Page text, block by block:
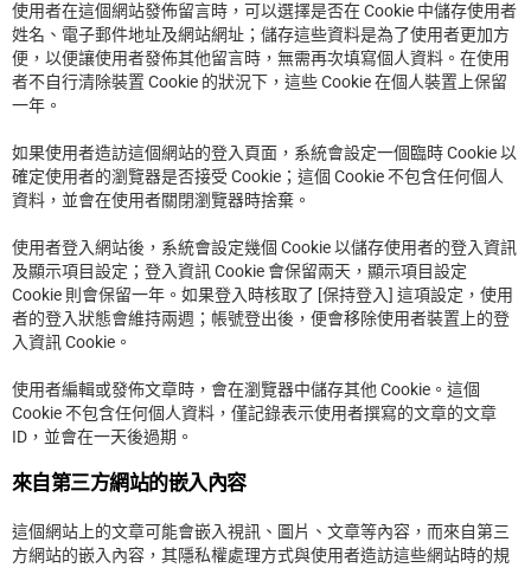
使用者在這個網站發佈留言時，可以選擇是否在 Cookie 中儲存使用者
姓名、電子郵件地址及網站網址；儲存這些資料是為了使用者更加方
便，以便讓使用者發佈其他留言時，無需再次填寫個人資料。在使用
者不自行清除裝置 Cookie 的狀況下，這些 Cookie 在個人裝置上保留
一年。
如果使用者造訪這個網站的登入頁面，系統會設定一個臨時 Cookie 以
確定使用者的瀏覽器是否接受 Cookie；這個 Cookie 不包含任何個人
資料，並會在使用者關閉瀏覽器時捨棄。
使用者登入網站後，系統會設定幾個 Cookie 以儲存使用者的登入資訊
及顯示項目設定；登入資訊 Cookie 會保留兩天，顯示項目設定
Cookie 則會保留一年。如果登入時核取了 [保持登入] 這項設定，使用
者的登入狀態會維持兩週；帳號登出後，便會移除使用者裝置上的登
入資訊 Cookie。
使用者編輯或發佈文章時，會在瀏覽器中儲存其他 Cookie。這個
Cookie 不包含任何個人資料，僅記錄表示使用者撰寫的文章的文章
ID，並會在一天後過期。
來自第三方網站的嵌入內容
這個網站上的文章可能會嵌入視訊、圖片、文章等內容，而來自第三
方網站的嵌入內容，其隱私權處理方式與使用者造訪這些網站時的規